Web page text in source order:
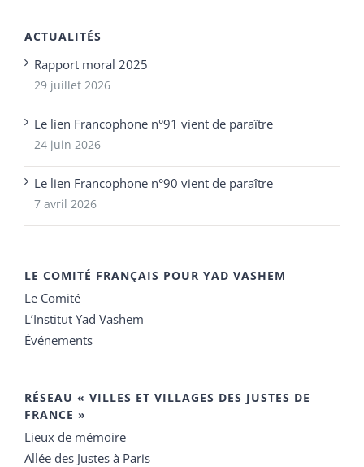
ACTUALITÉS
Rapport moral 2025
29 juillet 2026
Le lien Francophone n°91 vient de paraître
24 juin 2026
Le lien Francophone n°90 vient de paraître
7 avril 2026
LE COMITÉ FRANÇAIS POUR YAD VASHEM
Le Comité
L’Institut Yad Vashem
Événements
RÉSEAU « VILLES ET VILLAGES DES JUSTES DE
FRANCE »
Lieux de mémoire
Allée des Justes à Paris